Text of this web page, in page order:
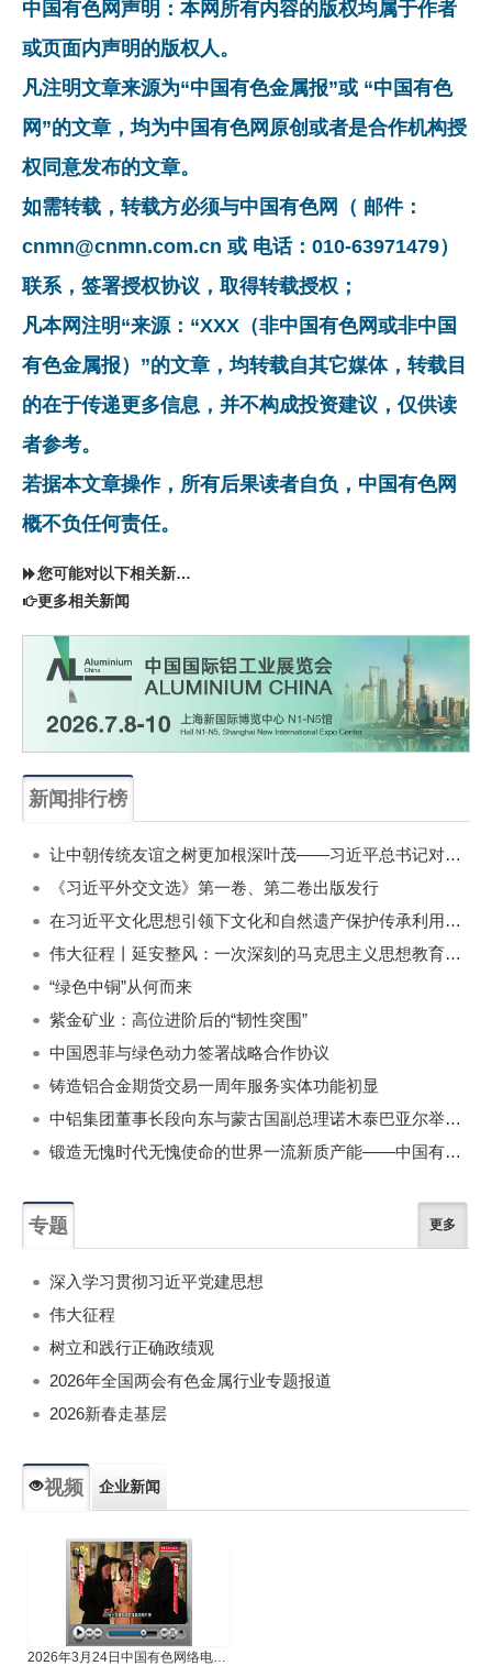
中国有色网声明：本网所有内容的版权均属于作者
或页面内声明的版权人。
凡注明文章来源为“中国有色金属报”或 “中国有色
网”的文章，均为中国有色网原创或者是合作机构授
权同意发布的文章。
如需转载，转载方必须与中国有色网（ 邮件：
cnmn@cnmn.com.cn 或 电话：010-63971479）
联系，签署授权协议，取得转载授权；
凡本网注明“来源：“XXX（非中国有色网或非中国
有色金属报）”的文章，均转载自其它媒体，转载目
的在于传递更多信息，并不构成投资建议，仅供读
者参考。
若据本文章操作，所有后果读者自负，中国有色网
概不负任何责任。
您可能对以下相关新闻同样感兴趣
更多相关新闻
新闻排行榜
让中朝传统友谊之树更加根深叶茂——习近平总书记对朝鲜进行国事访问纪实
《习近平外交文选》第一卷、第二卷出版发行
在习近平文化思想引领下文化和自然遗产保护传承利用工作开创新局面
伟大征程丨延安整风：一次深刻的马克思主义思想教育运动
“绿色中铜”从何而来
紫金矿业：高位进阶后的“韧性突围”
中国恩菲与绿色动力签署战略合作协议
铸造铝合金期货交易一周年服务实体功能初显
中铝集团董事长段向东与蒙古国副总理诺木泰巴亚尔举行会谈
锻造无愧时代无愧使命的世界一流新质产能——中国有色金属工业的战略应对与破局之道（二）
专题 更多
深入学习贯彻习近平党建思想
伟大征程
树立和践行正确政绩观
2026年全国两会有色金属行业专题报道
2026新春走基层
视频 企业新闻
2026年3月24日中国有色网络电视新闻